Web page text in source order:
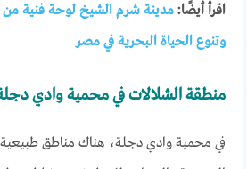
اقرأ أيضًا:مدينة شرم الشيخ لوحة فنية من
وتنوع الحياة البحرية في مصر
منطقة الشلالات في محمية وادي
في محمية وادي دجلة، هناك مناطق